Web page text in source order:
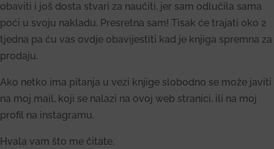
obaviti i još dosta stvari za naučiti, jer sam odlučila sama
poći u svoju nakladu. Presretna sam! Tisak će trajati oko 2
tjedna pa ću vas ovdje obavijestiti kad je knjiga spremna za
prodaju.
Ako netko ima pitanja u vezi knjige slobodno se može javiti
na moj mail, koji se nalazi na ovoj web stranici, ili na moj
profil na instagramu.
Hvala vam što me čitate,